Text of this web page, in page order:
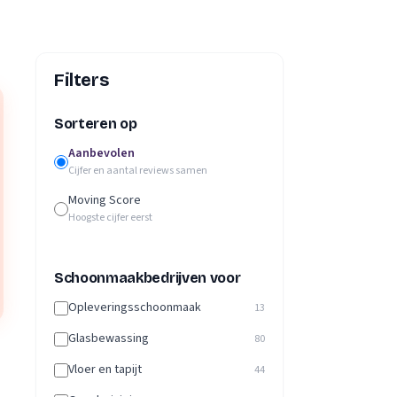
Filters
Sorteren op
Aanbevolen
Cijfer en aantal reviews samen
Moving Score
Hoogste cijfer eerst
Schoonmaakbedrijven voor
Opleveringsschoonmaak 13
Glasbewassing 80
Vloer en tapijt 44